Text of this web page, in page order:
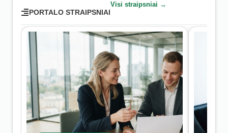
PORTALO STRAIPSNIAI
Visi straipsniai →